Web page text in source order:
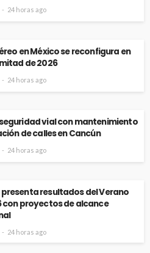
24 horas ago
en México se reconfigura en
de 2026
24 horas ago
vial con mantenimiento
de calles en Cancún
24 horas ago
presenta resultados del Verano
con proyectos de alcance
24 horas ago